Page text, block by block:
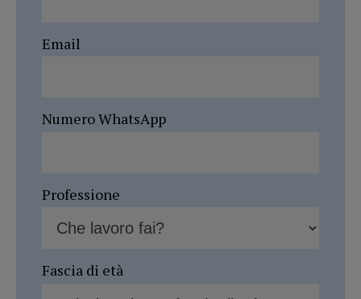
Email
Numero WhatsApp
Professione
Fascia di età